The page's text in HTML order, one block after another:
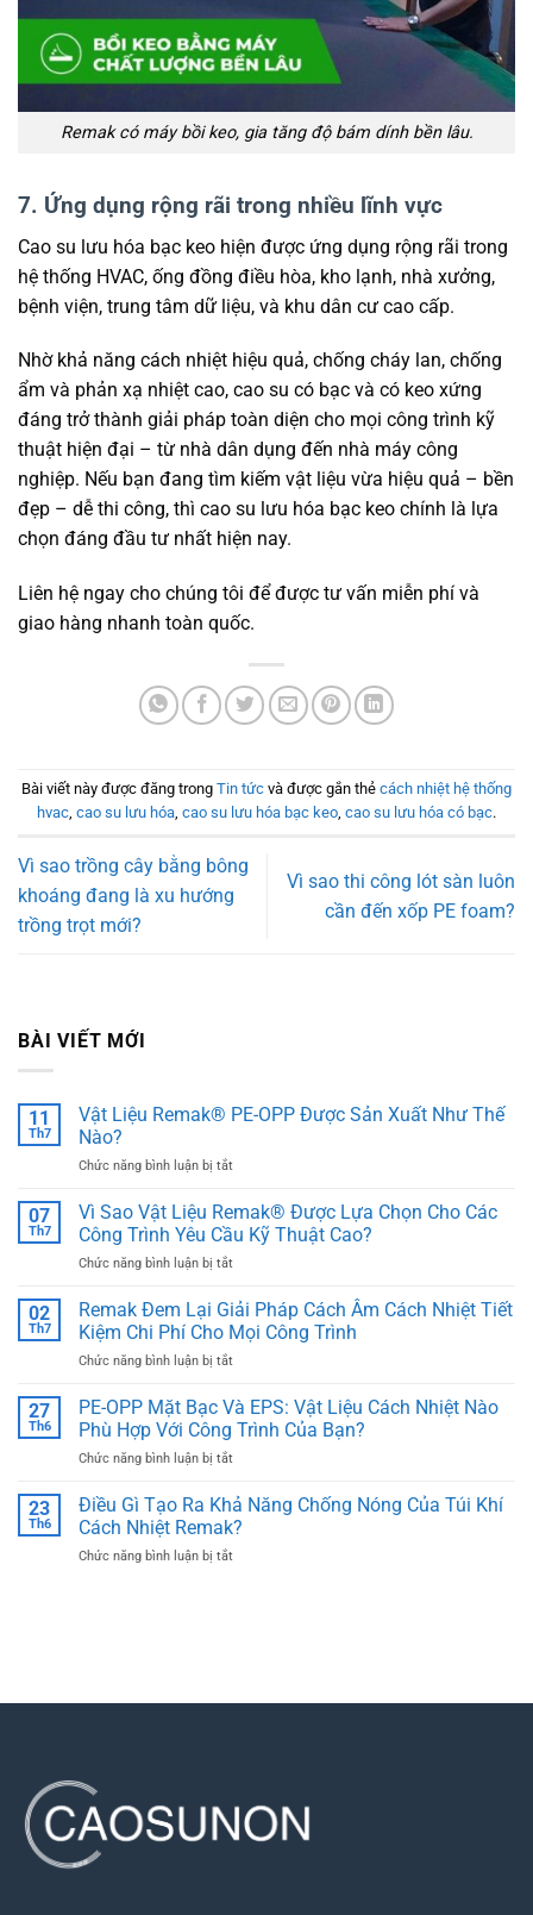
Remak có máy bồi keo, gia tăng độ bám dính bền lâu.
7. Ứng dụng rộng rãi trong nhiều lĩnh vực
Cao su lưu hóa bạc keo hiện được ứng dụng rộng rãi trong
hệ thống HVAC, ống đồng điều hòa, kho lạnh, nhà xưởng,
bệnh viện, trung tâm dữ liệu, và khu dân cư cao cấp.
Nhờ khả năng cách nhiệt hiệu quả, chống cháy lan, chống
ẩm và phản xạ nhiệt cao, cao su có bạc và có keo xứng
đáng trở thành giải pháp toàn diện cho mọi công trình kỹ
thuật hiện đại – từ nhà dân dụng đến nhà máy công
nghiệp. Nếu bạn đang tìm kiếm vật liệu vừa hiệu quả – bền
đẹp – dễ thi công, thì cao su lưu hóa bạc keo chính là lựa
chọn đáng đầu tư nhất hiện nay.
Liên hệ ngay cho chúng tôi để được tư vấn miễn phí và
giao hàng nhanh toàn quốc.
Bài viết này được đăng trong Tin tức và được gắn thẻ cách nhiệt hệ thống
hvac, cao su lưu hóa, cao su lưu hóa bạc keo, cao su lưu hóa có bạc.
Vì sao trồng cây bằng bông
khoáng đang là xu hướng
trồng trọt mới?
Vì sao thi công lót sàn luôn
cần đến xốp PE foam?
BÀI VIẾT MỚI
11
Th7
Vật Liệu Remak® PE-OPP Được Sản Xuất Như Thế
Nào?
Chức năng bình luận bị tắtở
Liệu
Remak®
PE-
OPP
Sản
Xuất
Như
Thế
07
Th7
Vì Sao Vật Liệu Remak® Được Lựa Chọn Cho Các
Công Trình Yêu Cầu Kỹ Thuật Cao?
Chức năng bình luận bị tắtở
Sao
Vật
Liệu
Remak®
Lựa
Chọn
Các
Trình
Yêu
Kỹ
02
Th7
Remak Đem Lại Giải Pháp Cách Âm Cách Nhiệt Tiết
Kiệm Chi Phí Cho Mọi Công Trình
Chức năng bình luận bị tắtở
Đem
Lại
Giải
Pháp
Âm
Cách
Tiết
Trình
27
Th6
PE-OPP Mặt Bạc Và EPS: Vật Liệu Cách Nhiệt Nào
Phù Hợp Với Công Trình Của Bạn?
Chức năng bình luận bị tắtở
OPP
Mặt
Bạc
Và
Phù
Bạn?
23
Th6
Điều Gì Tạo Ra Khả Năng Chống Nóng Của Túi Khí
Cách Nhiệt Remak?
Chức năng bình luận bị tắtở
Nhiệt
Remak?